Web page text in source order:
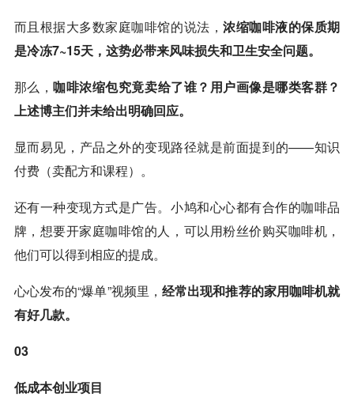
而且根据大多数家庭咖啡馆的说法，浓缩咖啡液的保质期
是冷冻7~15天，这势必带来风味损失和卫生安全问题。
那么，咖啡浓缩包究竟卖给了谁？用户画像是哪类客群？
上述博主们并未给出明确回应。
显而易见，产品之外的变现路径就是前面提到的——知识
付费（卖配方和课程）。
还有一种变现方式是广告。小鸠和心心都有合作的咖啡品
牌，想要开家庭咖啡馆的人，可以用粉丝价购买咖啡机，
他们可以得到相应的提成。
心心发布的“爆单”视频里， 经常出现和推荐的家用咖啡机就
有好几款。
03
低成本创业项目